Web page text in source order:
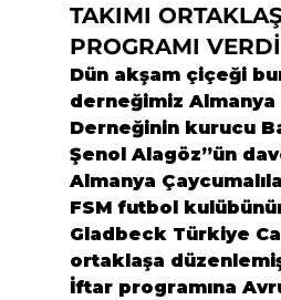
TAKIMI
PROGRAMI VERDİ
Dün akşam çiçeği
derneğimiz Almanya
Derneğinin kurucu
Şenol Alagöz”ün
Almanya
FSM futbol
Gladbeck Türkiye
ortaklaşa
İftar programına